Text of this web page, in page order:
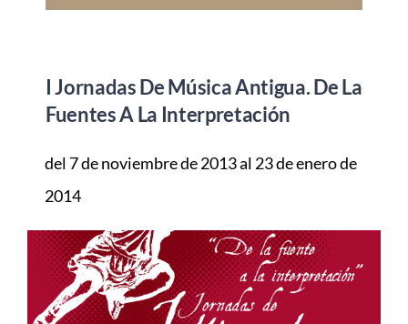
I Jornadas De Música Antigua. De La
Fuentes A La Interpretación
del 7 de noviembre de 2013 al 23 de enero de
2014